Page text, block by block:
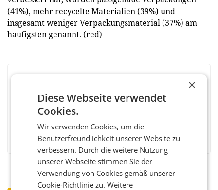
(41%), mehr recycelte Materialien (39%) und
insgesamt weniger Verpackungsmaterial (37%) am
häufigsten genannt. (red)
FacebookTwitterMessengerWhatsAppLinkedInXING Teilen
×
Diese Webseite verwendet
Cookies.
Wir verwenden Cookies, um die
Benutzerfreundlichkeit unserer Website zu
verbessern. Durch die weitere Nutzung
unserer Webseite stimmen Sie der
Verwendung von Cookies gemäß unserer
Cookie-Richtlinie zu.Weitere